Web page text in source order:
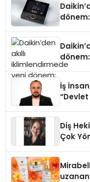
İş
“Devlet
Diş
Çok